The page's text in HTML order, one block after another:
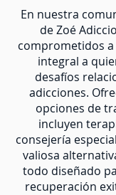
En nuestra
de Zoé
comprometidos
integral a
desafíos
adicciones.
opciones de
incluyen
consejería
valiosa
todo diseñado
recuperación